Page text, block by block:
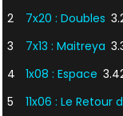
2
7x20 : Doubles
3
7x13 : Maitreya
4
1x08 : Espace
5
11x06 : Le Retour